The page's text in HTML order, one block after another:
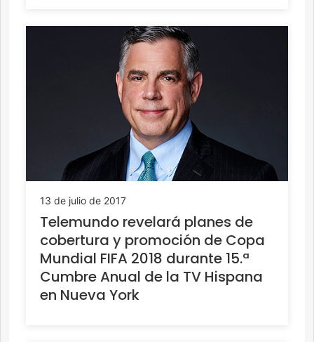
13 de julio de 2017
Telemundo revelará planes de
cobertura y promoción de Copa
Mundial FIFA 2018 durante 15.ª
Cumbre Anual de la TV Hispana
en Nueva York